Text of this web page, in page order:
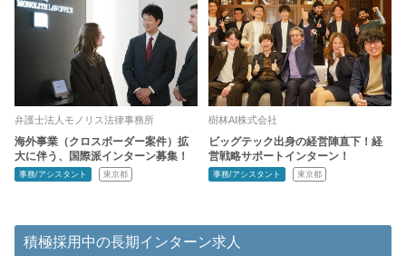
弁護士法人モノリス法律事務所
海外事業（クロスボーダー案件）拡
大に伴う、国際派インターン募集！
事務/アシスタント 東京都
樹林AI株式会社
ビッグテック出身の経営陣直下！経
営戦略サポートインターン！
事務/アシスタント 東京都
積極採用中の長期インターン求人